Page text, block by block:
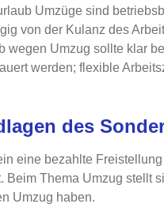
Umzüge sind
von der Kulanz des
wegen Umzug sollte klar
werden; flexible
des
eine bezahlte
Beim Thema Umzug stellt
Umzug haben.